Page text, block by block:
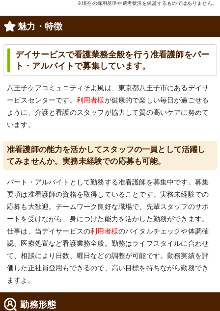
※現在の採用基準や選考状況を保証するものではありません。
魅力・特徴
デイサービスで看護業務全般を行う准看護師をパー
ト・アルバイトで募集しています。
八王子ケアコミュニティそよ風は、東京都八王子市にあるデイサ
ービスセンターです。 利用者様が健康的で楽しい毎日が過ごせる
ように、介護と看護のスタッフが協力して質の高いケアに努めて
います。
准看護師の能力を活かしてスタッフの一員として活躍し
てみませんか。実務未経験での応募も可能。
パート・アルバイトとして勤務する准看護師を募集中です。募集
要項は准看護師の資格を取得していることです。実務未経験での
応募も大歓迎。チームワーク良好な職場で、先輩スタッフのサポ
ートを受けながら、身につけた能力を活かした勤務ができます。
仕事は、当デイサービスの利用者様のバイタルチェックや体調確
認、医療処置など看護業務全般。勤務はライフスタイルに合わせ
て、相談により日数、曜日などの調整が可能です。勤務実績を評
価した正社員登用もできるので、高い目標を持ちながら勤務でき
ますよ。
勤務形態